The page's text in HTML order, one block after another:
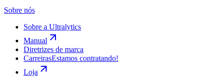
Sobre nós
Sobre a Ultralytics
Manual
Diretrizes de marca
CarreirasEstamos contratando!
Loja